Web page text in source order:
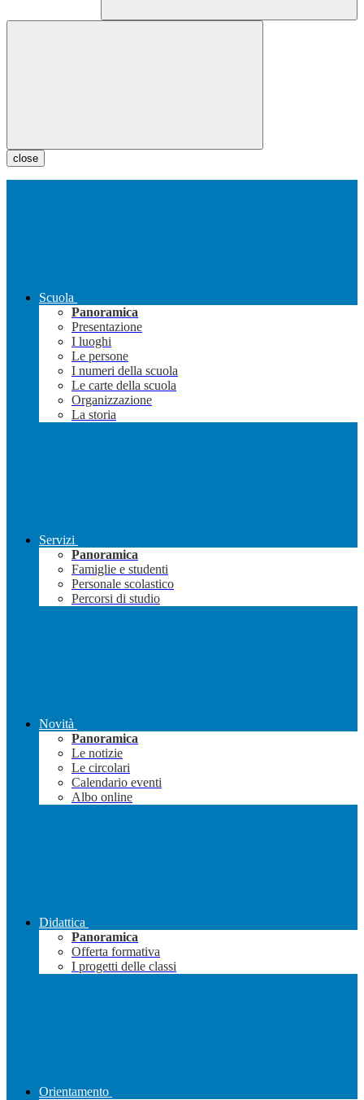
close
Scuola
Panoramica
Presentazione
I luoghi
Le persone
I numeri della scuola
Le carte della scuola
Organizzazione
La storia
Servizi
Panoramica
Famiglie e studenti
Personale scolastico
Percorsi di studio
Novità
Panoramica
Le notizie
Le circolari
Calendario eventi
Albo online
Didattica
Panoramica
Offerta formativa
I progetti delle classi
Orientamento